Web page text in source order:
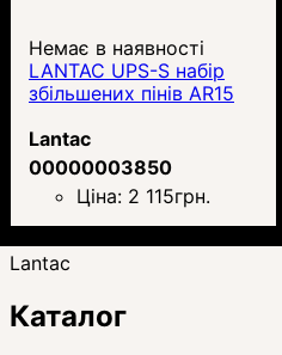
Немає в наявності
LANTAC UPS-S набір
збільшених пінів AR15
Lantac
00000003850
Ціна: 2 115грн.
Lantac
Каталог